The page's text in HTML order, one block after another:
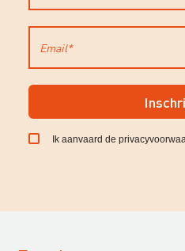
Ik aanvaard de